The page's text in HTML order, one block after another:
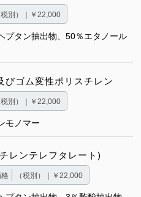
税別）｜￥22,000
プタン抽出物、50％エタノール
びゴム変性ポリスチレン
税別）｜￥22,000
モノマー
レンテレフタレート)
格 （税別）｜￥22,000